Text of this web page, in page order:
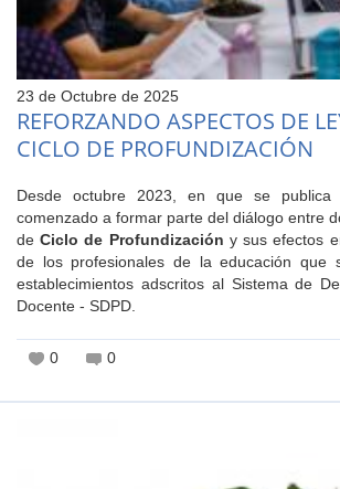
23 de Octubre de 2025
REFORZANDO ASPECTOS DE
CICLO DE PROFUNDIZACIÓN
Desde octubre 2023, en que se
comenzado a formar parte del diálogo entre
deCiclo de Profundización y sus efectos
de los profesionales de la educación que
establecimientos adscritos al Sistema de
Docente - SDPD.
0 0